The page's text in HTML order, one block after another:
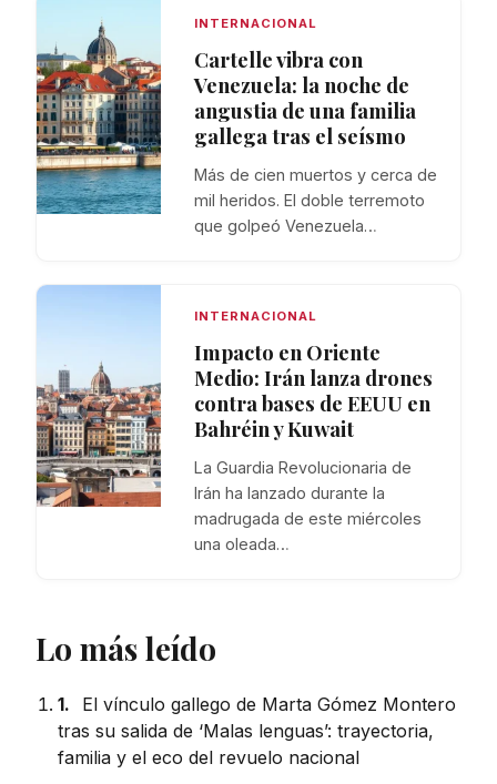
INTERNACIONAL
Cartelle vibra con
Venezuela: la noche de
angustia de una familia
gallega tras el seísmo
Más de cien muertos y cerca de
mil heridos. El doble terremoto
que golpeó Venezuela…
INTERNACIONAL
Impacto en Oriente
Medio: Irán lanza drones
contra bases de EEUU en
Bahréin y Kuwait
La Guardia Revolucionaria de
Irán ha lanzado durante la
madrugada de este miércoles
una oleada…
Lo más leído
1.
El vínculo gallego de Marta Gómez Montero
tras su salida de ‘Malas lenguas’: trayectoria,
familia y el eco del revuelo nacional